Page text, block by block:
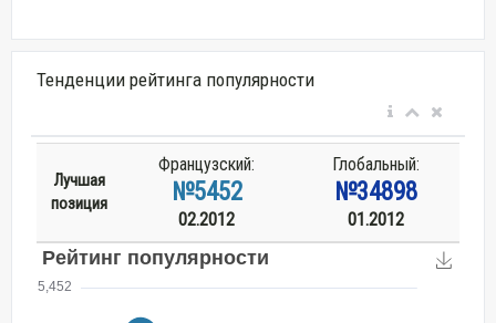
Тенденции рейтинга популярности
Лучшая
позиция
Французский:
№5452
02.2012
Глобальный:
№34898
01.2012